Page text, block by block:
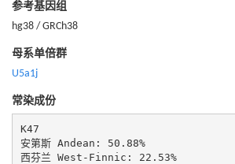
参考基因组
hg38 / GRCh38
母系单倍群
U5a1j
常染成份
K47
安第斯 Andean: 50.88%
西芬兰 West-Finnic: 22.53%